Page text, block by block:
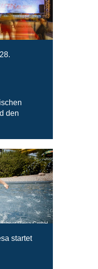
den
Riesa GmbH
startet